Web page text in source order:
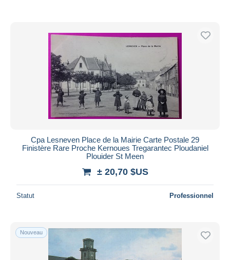
Cpa Lesneven Place de la Mairie Carte Postale 29
Finistère Rare Proche Kernoues Tregarantec Ploudaniel
Plouider St Meen
± 20,70 $US
Statut Professionnel
Nouveau